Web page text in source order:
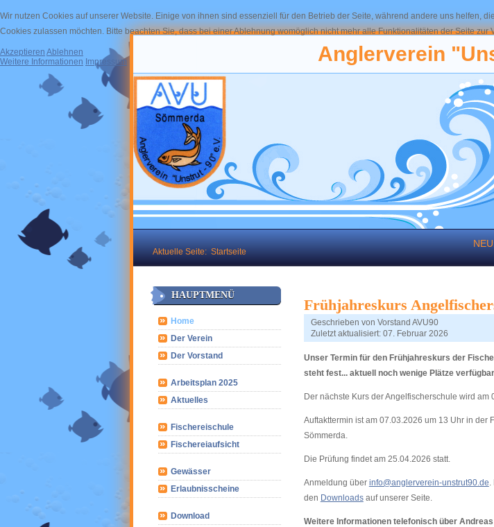
Anglerverein
Aktuelle Seite: Startseite
HAUPTMENÜ
Home
Der Verein
Der Vorstand
Arbeitsplan 2025
Aktuelles
Fischereischule
Fischereiaufsicht
Gewässer
Erlaubnisscheine
Download
Frühjahreskurs
Geschrieben von Vorstand AVU90
Zuletzt aktualisiert: 07. Februar 2026
Unser Termin für den Frühjahreskurs der
steht fest... aktuell noch wenige Plätze
Der nächste Kurs der Angelfischerschule wird am
Auftakttermin ist am 07.03.2026 um 13 Uhr in der
Sömmerda.
Die Prüfung findet am 25.04.2026 statt.
Anmeldung über info@anglerverein-unstrut90.de.
den Downloadsauf unserer Seite.
Weitere Informationen telefonisch über
Wir nutzen Cookies auf unserer Website. Einige von ihnen sind essenziell für den Betrieb der Seite, während andere uns helfen,
Cookies zulassen möchten. Bitte beachten Sie, dass bei einer Ablehnung womöglich nicht mehr alle Funktionalitäten der Seite zur
Akzeptieren Ablehnen
Weitere Informationen Impressum